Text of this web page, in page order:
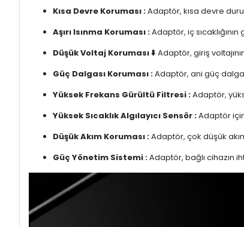
Kısa Devre Koruması :Adaptör, kısa devre
Aşırı Isınma Koruması :Adaptör, iç
Düşük Voltaj Koruması ⬇️Adaptör, giriş
Güç Dalgası Koruması :Adaptör, ani güç
Yüksek Frekans Gürültü Filtresi :Adaptör,
Yüksek Sıcaklık Algılayıcı Sensör :Adaptör
Düşük Akım Koruması :Adaptör, çok düşük
Güç Yönetim Sistemi :Adaptör, bağlı cihazın